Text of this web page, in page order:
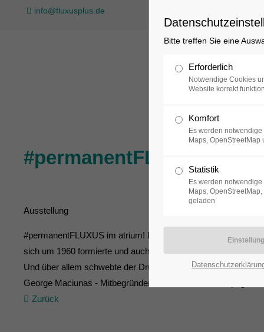
info@fluxusplus.de
Sammlung
#permanentFLUXUS
Ausstellung
#permanentFLUXUS im atrium! Besucher erhielten eine
sich um 1960 formierte und auch nach über sechzig Jahren
Und über allem schwebte der Druck auf LKW-Plane von
George Maciunas - Mitbegründer, Theoretiker und
Zurück
Bitte treffen Sie eine
Erforderlich
Notwendige Cookies
Website korrekt
Komfort
Es werden
Maps,
Statistik
Es werden
Maps,
geladen